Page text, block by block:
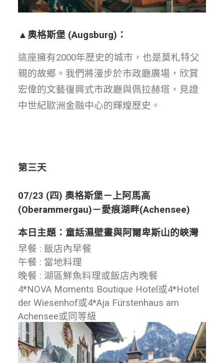
▲奧格斯堡 (Augsburg) ：
這座擁有2000年歷史的城市，也是莫札特父
親的故鄉。我們將漫步於市政廳廣場，欣賞
宏偉的文藝復興式市政廳與佩拉赫塔，見證
中世紀歐洲金融中心的輝煌歷史。
第三天
07/23 (四) 奧格斯堡－上阿馬高
(Oberammergau)－愛痕湖畔(Achensee)
本日主題：童話濕壁畫與阿爾卑斯山的峽灣
早餐 : 飯店內早餐
午餐 : 當地料理
晚餐 : 湖區鮮魚料理或飯店內晚餐
4*NOVA Moments Boutique Hotel或4*Hotel
der Wiesenhof或4*Aja Fürstenhaus am
Achensee或同等級